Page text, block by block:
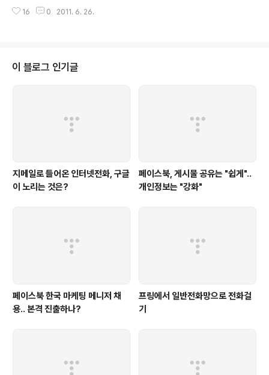
데이터를 판매하는 것에 대해서는 제 블로그를 통해서도 전해드렸는데, 현재 트
그리고 트위터 계정을 알릴 수 있는 프로모티드 계정 등을 제공 중입니다. 트위
터 광고의 최종적인 목표는 이용자 타임라인에 트윗 광고를 노출하는 것인데,
16 0 2011. 6. 26.
이 블로그 인기글
지메일로 들어온 인터넷전화, 구글
이 노리는 것은?
페이스북, 게시물 공유는 "쉽게"..
개인정보는 "강화"
페이스북 한국 마케팅 메니저 채
용.. 본격 진출하나?
프링에서 일반전화망으로 전화걸
기